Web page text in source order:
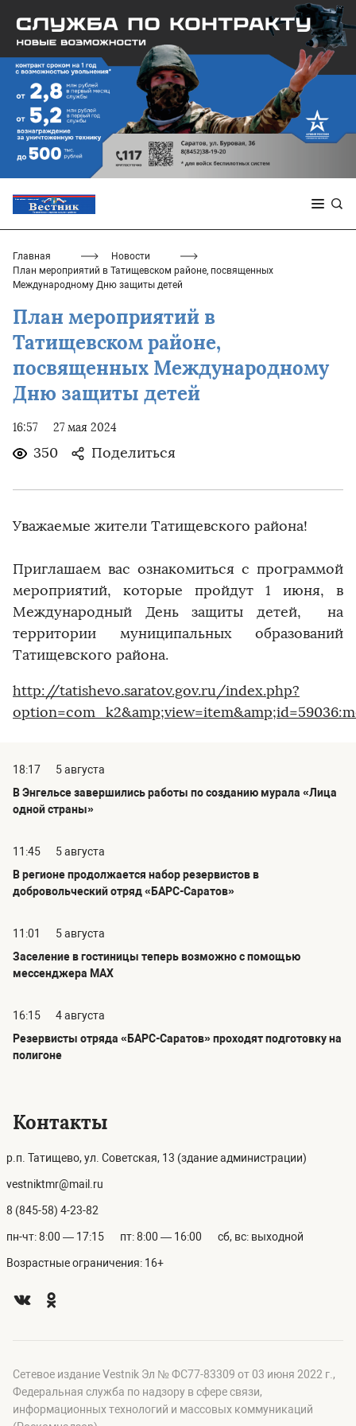
Главная
Новости
План мероприятий в Татищевском районе, посвященных
Международному Дню защиты детей
План мероприятий в
Татищевском районе,
посвященных Международному
Дню защиты детей
16:57 27 мая 2024
350 Поделиться
Уважаемые жители Татищевского района!
Приглашаем вас ознакомиться с программой
мероприятий, которые пройдут 1 июня, в
Международный День защиты детей, на
территории муниципальных образований
Татищевского района.
http://tatishevo.saratov.gov.ru/index.php?
18:17
5 августа
В Энгельсе завершились работы по созданию мурала «Лица
одной страны»
11:45
5 августа
В регионе продолжается набор резервистов в
добровольческий отряд «БАРС-Саратов»
11:01
5 августа
Заселение в гостиницы теперь возможно с помощью
мессенджера MAX
16:15
4 августа
Резервисты отряда «БАРС-Саратов» проходят подготовку на
полигоне
Контакты
р.п. Татищево, ул. Советская, 13 (здание администрации)
vestniktmr@mail.ru
8 (845-58) 4-23-82
пн-чт: 8:00 — 17:15 пт: 8:00 — 16:00 сб, вс: выходной
Возрастные ограничения: 16+
Сетевое издание Vestnik Эл № ФС77-83309 от 03 июня 2022 г.,
Федеральная служба по надзору в сфере связи,
информационных технологий и массовых коммуникаций